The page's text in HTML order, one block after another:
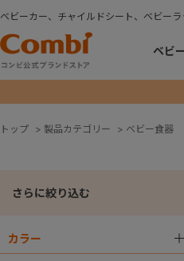
ベビーカー、チャイルドシート、ベビー
ベビ
トップ > 製品カテゴリー > ベビー食器
さらに絞り込む
カラー